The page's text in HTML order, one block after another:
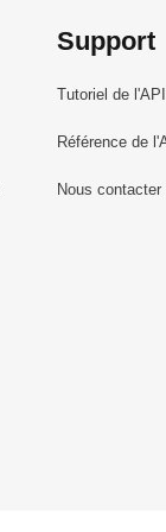
Support
Tutoriel de l'API
Référence de
Nous contacter